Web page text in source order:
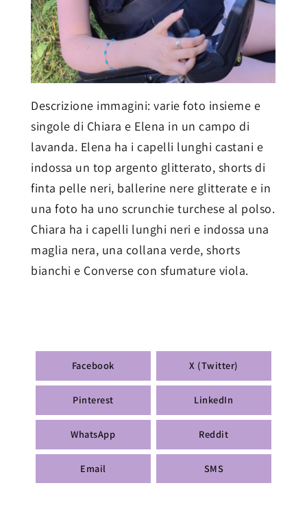
Descrizione immagini: varie foto insieme e
singole di Chiara e Elena in un campo di
lavanda. Elena ha i capelli lunghi castani e
indossa un top argento glitterato, shorts di
finta pelle neri, ballerine nere glitterate e in
una foto ha uno scrunchie turchese al polso.
Chiara ha i capelli lunghi neri e indossa una
maglia nera, una collana verde, shorts
bianchi e Converse con sfumature viola.
Facebook X (Twitter)
Pinterest LinkedIn
WhatsApp Reddit
Email SMS